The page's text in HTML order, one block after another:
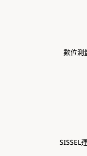
數位測
SISSEL